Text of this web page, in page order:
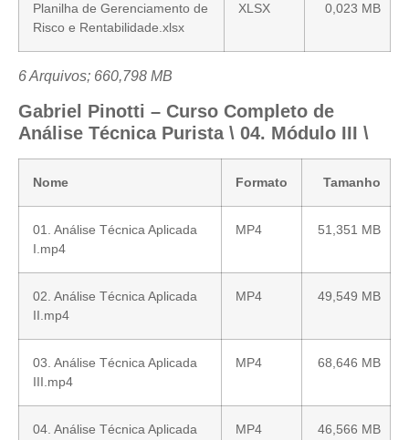
Planilha de Gerenciamento de
Risco e Rentabilidade.xlsx
XLSX 0,023 MB
6 Arquivos; 660,798 MB
Gabriel Pinotti – Curso Completo de
Análise Técnica Purista \ 04. Módulo III \
Nome Formato Tamanho
01. Análise Técnica Aplicada
I.mp4
MP4 51,351 MB
02. Análise Técnica Aplicada
II.mp4
MP4 49,549 MB
03. Análise Técnica Aplicada
III.mp4
MP4 68,646 MB
04. Análise Técnica Aplicada
MP4 46,566 MB